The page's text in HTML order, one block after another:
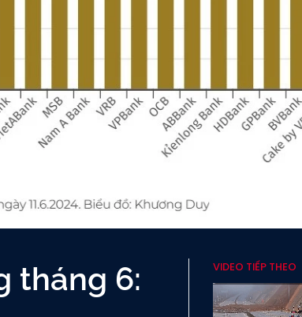
tháng 6:
VIDEO TIẾP THEO